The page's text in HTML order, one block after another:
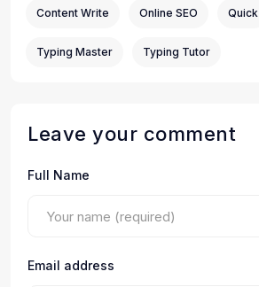
Content Write Online SEO Quick
Typing Master Typing Tutor
Leave your comment
Full Name
Email address